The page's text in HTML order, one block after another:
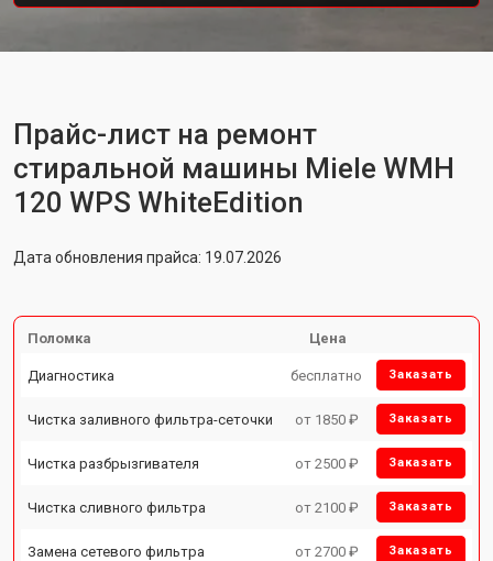
Прайс-лист на ремонт
стиральной машины Miele WMH
120 WPS WhiteEdition
Дата обновления прайса: 19.07.2026
Поломка Цена
Диагностика бесплатно Заказать
Чистка заливного фильтра-сеточки от 1850 ₽ Заказать
Чистка разбрызгивателя от 2500 ₽ Заказать
Чистка сливного фильтра от 2100 ₽ Заказать
Замена сетевого фильтра от 2700 ₽ Заказать